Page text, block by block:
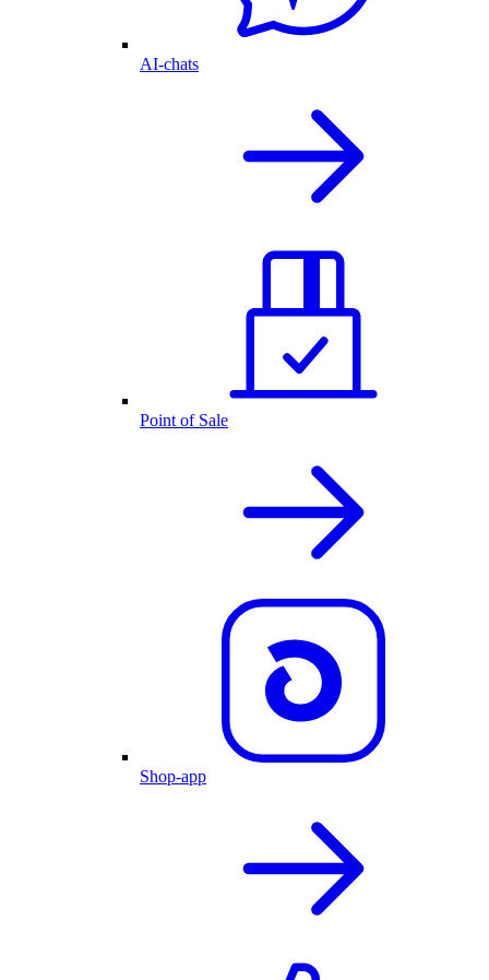
AI-chats
Point of Sale
Shop-app